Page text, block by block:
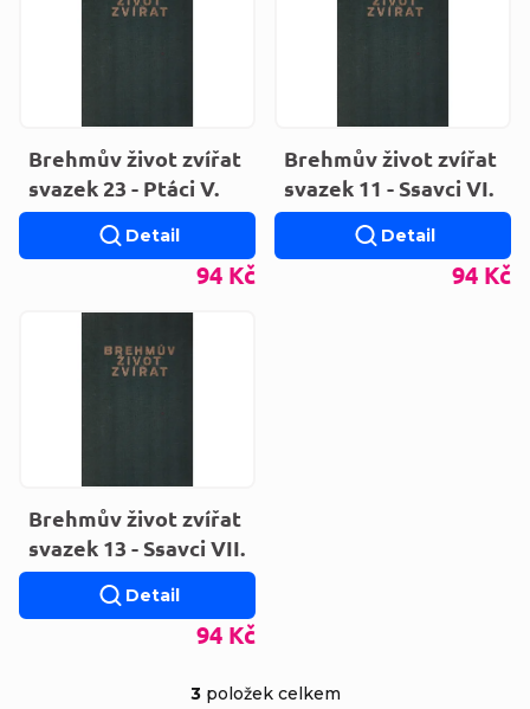
Brehmův život zvířat
svazek 23 - Ptáci V.
94 Kč
Detail
Brehmův život zvířat
svazek 11 - Ssavci VI.
94 Kč
Detail
Brehmův život zvířat
svazek 13 - Ssavci VII.
94 Kč
Detail
3položek celkem